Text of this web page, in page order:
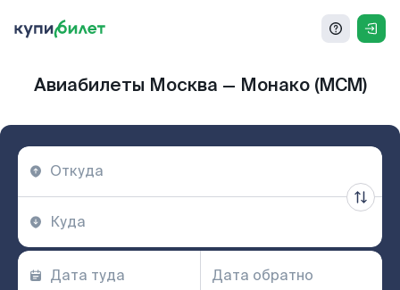
Авиабилеты Москва — Монако (MCM)